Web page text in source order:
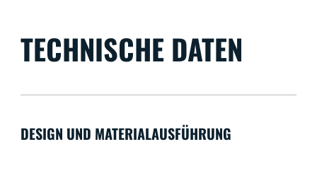
TECHNISCHE DATEN
DESIGN UND MATERIALAUSFÜHRUNG